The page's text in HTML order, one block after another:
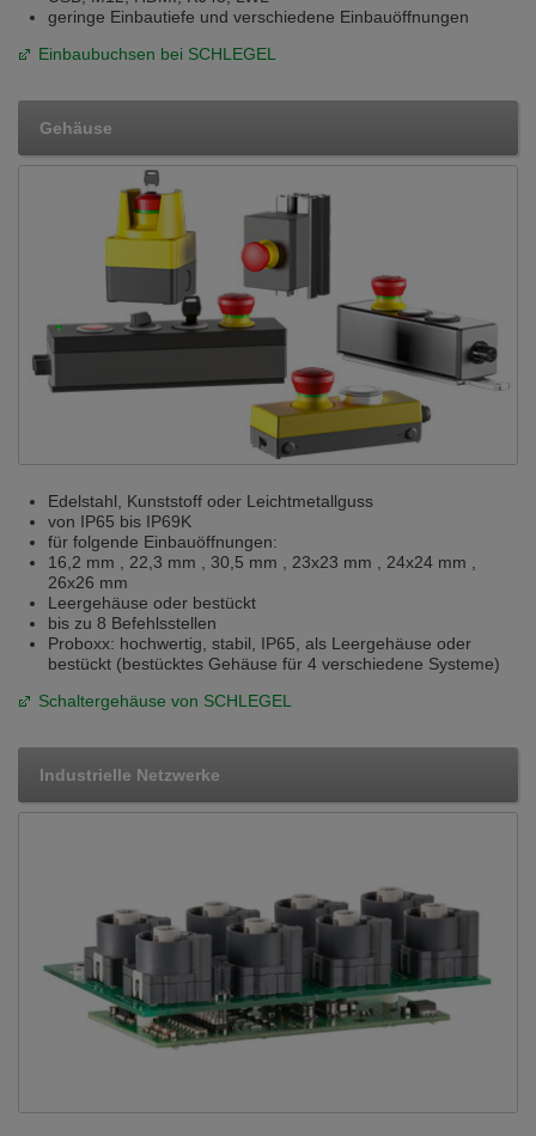
geringe Einbautiefe und verschiedene Einbauöffnungen
Einbaubuchsen bei SCHLEGEL
Gehäuse
Edelstahl, Kunststoff oder Leichtmetallguss
von IP65 bis IP69K
für folgende Einbauöffnungen:
16,2 mm , 22,3 mm , 30,5 mm , 23x23 mm , 24x24 mm ,
26x26 mm
Leergehäuse oder bestückt
bis zu 8 Befehlsstellen
Proboxx: hochwertig, stabil, IP65, als Leergehäuse oder
bestückt (bestücktes Gehäuse für 4 verschiedene Systeme)
Schaltergehäuse von SCHLEGEL
Industrielle Netzwerke